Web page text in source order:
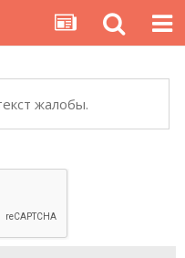
жалобы.